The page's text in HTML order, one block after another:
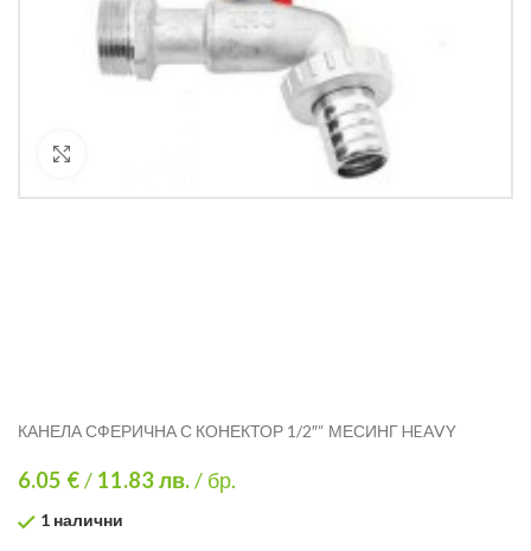
КАНЕЛА СФЕРИЧНА С КОНЕКТОР 1/2″“ МЕСИНГ HEAVY
6.05 €/ 11.83лв./ бр.
1 налични